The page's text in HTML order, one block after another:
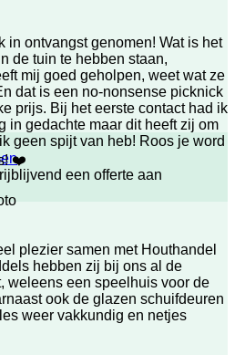
een offerte aan
in ontvangst genomen! Wat is het
de tuin te hebben staan,
mij goed geholpen, weet wat ze
dat is een no-nonsense picknick
prijs. Bij het eerste contact had ik
in gedachte maar dit heeft zij om
geen spijt van heb! Roos je word
❤️
plezier samen met Houthandel
hebben zij bij ons al de
weleens een speelhuis voor de
ook de glazen schuifdeuren
weer vakkundig en netjes